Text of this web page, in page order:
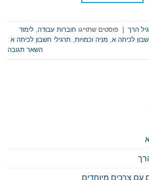
הרך פוסטים שתוייגו חוברות עבודה, לימוד
לכיתה א, מניה וכמויות, תרגילי חשבון לכיתה א
השאר תגובה
צרכים מיוחדים